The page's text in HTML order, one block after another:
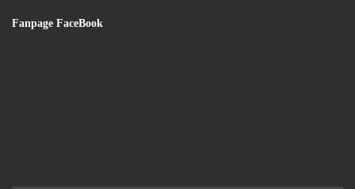
Fanpage FaceBook